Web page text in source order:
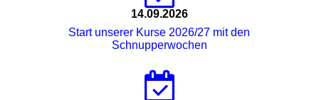
14.09.2026
Start unserer Kurse 2026/27 mit den
Schnupperwochen